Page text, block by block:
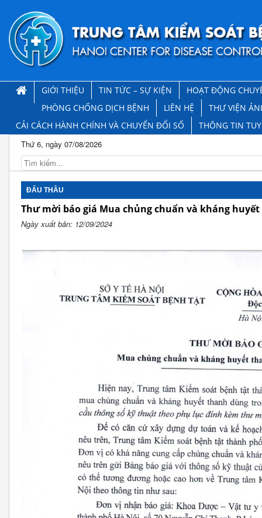
GIỚI THIỆU TIN TỨC – SỰ KIỆN
HOẠT ĐỘNG
PHÒNG CHỐNG DỊCH BỆNH
LIÊN HỆ
THƯ VIỆN
CẢI CÁCH HÀNH CHÍNH VÀ CHUYỂN ĐỔI SỐ
THÔNG TIN
Thứ 6, ngày 07/08/2026
ĐẤU THẦU
Thư mời báo giá Mua chủng chuẩn và kháng
Ngày xuất bản: 12/09/2024